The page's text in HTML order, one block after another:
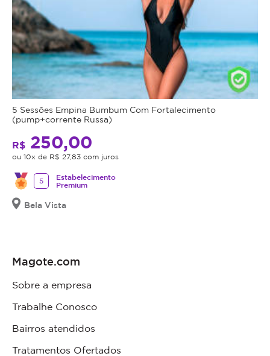
5 Sessões Empina Bumbum Com Fortalecimento
(pump+corrente Russa)
R$ 250,00
ou 10x de R$ 27,83 com juros
5
Estabelecimento
Premium
Bela Vista
Magote.com
Sobre a empresa
Trabalhe Conosco
Bairros atendidos
Tratamentos Ofertados